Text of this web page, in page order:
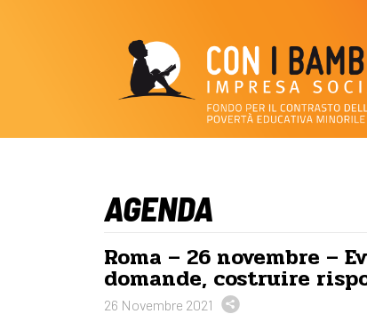
AGENDA
Roma – 26 novembre –
domande, costruire
26 Novembre 2021